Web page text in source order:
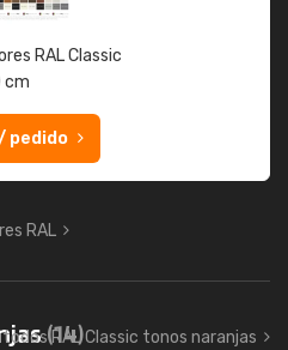
RAL Classic
cm
pedido
RAL
(14)
todos RAL Classic tonos naranjas